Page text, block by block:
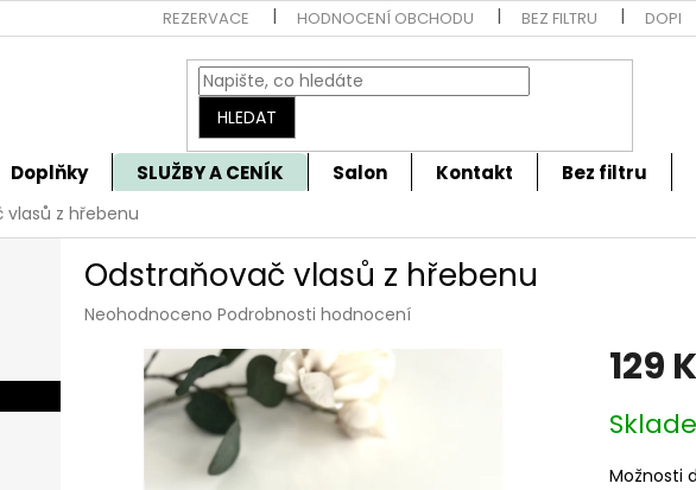
REZERVACE HODNOCENÍ OBCHODU BEZ FILTRU
HLEDAT
Doplňky SLUŽBY A CENÍK Salon Kontakt Bez filtru
z hřebenu
Odstraňovač vlasů z hřebenu
Průměrné
produktu
Neohodnoceno Podrobnosti hodnocení
129
cena:
Možnosti